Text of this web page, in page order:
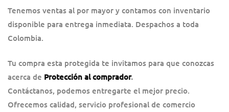
Tenemos ventas al por mayor y contamos con inventario
disponible para entrega inmediata. Despachos a toda
Colombia.
Tu compra esta protegida te invitamos para que conozcas
acerca de Protección al comprador.
Contáctanos, podemos entregarte el mejor precio.
Ofrecemos calidad, servicio profesional de comercio